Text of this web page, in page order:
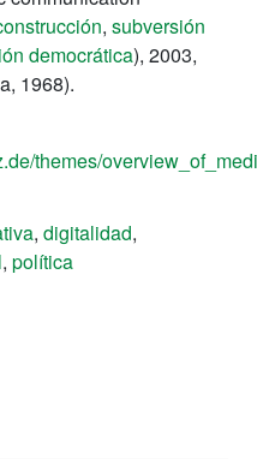
, subversión
democrática), 2003,
1968).
themes/
, digitalidad,
, política